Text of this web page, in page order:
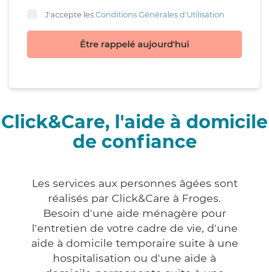
J'accepte lesConditions Générales d'Utilisation
Être rappelé aujourd'hui
Click&Care, l'aide à domicile
de confiance
Les services aux personnes âgées sont
réalisés par Click&Care à Froges.
Besoin d'une aide ménagère pour
l'entretien de votre cadre de vie, d'une
aide à domicile temporaire suite à une
hospitalisation ou d'une aide à